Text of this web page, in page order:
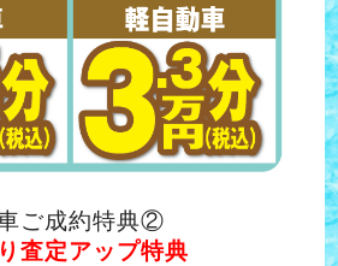
ご成約特典②
査定アップ特典